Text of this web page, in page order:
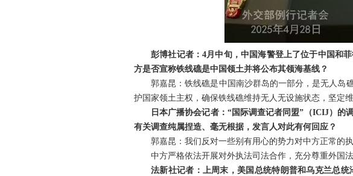
彭博社记者：4月中旬，中国海警登上了位于中国和
方是否宣称铁线礁是中国领土并将公布其领海基线？
郭嘉昆：铁线礁是中国南沙群岛的一部分，是无人岛
护国家领土主权，确保铁线礁维持无人无设施状态，坚定
日本广播协会记者：“国际调查记者同盟”（ICIJ）的
有关调查纯属捏造、毫无根据，发言人对此有何回应？
郭嘉昆：我们反对一些别有用心的势力对中方正常的
中方严格依法开展对外执法司法合作，充分尊重外国
法新社记者：上周末，美国总统特朗普和乌克兰总